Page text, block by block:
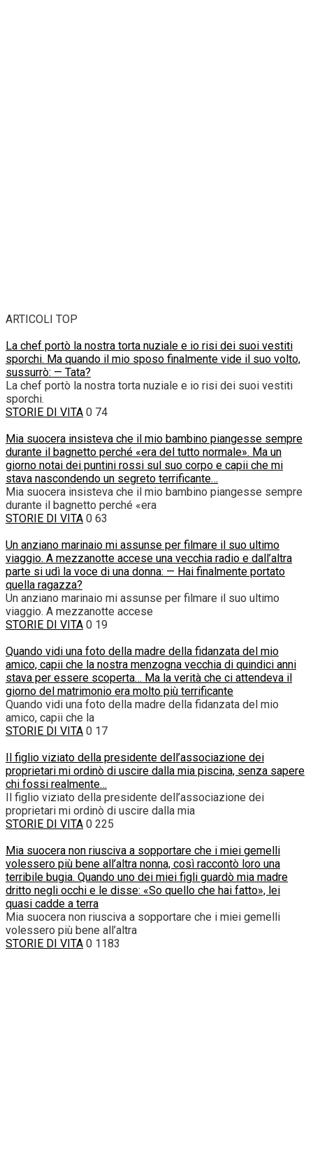
ARTICOLI TOP
La chef portò la nostra torta nuziale e io risi dei suoi vestiti
sporchi. Ma quando il mio sposo finalmente vide il suo volto,
sussurrò: — Tata?
La chef portò la nostra torta nuziale e io risi dei suoi vestiti
sporchi.
STORIE DI VITA 0 74
Mia suocera insisteva che il mio bambino piangesse sempre
durante il bagnetto perché «era del tutto normale». Ma un
giorno notai dei puntini rossi sul suo corpo e capii che mi
stava nascondendo un segreto terrificante…
Mia suocera insisteva che il mio bambino piangesse sempre
durante il bagnetto perché «era
STORIE DI VITA 0 63
Un anziano marinaio mi assunse per filmare il suo ultimo
viaggio. A mezzanotte accese una vecchia radio e dall’altra
parte si udì la voce di una donna: — Hai finalmente portato
quella ragazza?
Un anziano marinaio mi assunse per filmare il suo ultimo
viaggio. A mezzanotte accese
STORIE DI VITA 0 19
Quando vidi una foto della madre della fidanzata del mio
amico, capii che la nostra menzogna vecchia di quindici anni
stava per essere scoperta… Ma la verità che ci attendeva il
giorno del matrimonio era molto più terrificante
Quando vidi una foto della madre della fidanzata del mio
amico, capii che la
STORIE DI VITA 0 17
Il figlio viziato della presidente dell’associazione dei
proprietari mi ordinò di uscire dalla mia piscina, senza sapere
chi fossi realmente…
Il figlio viziato della presidente dell’associazione dei
proprietari mi ordinò di uscire dalla mia
STORIE DI VITA 0 225
Mia suocera non riusciva a sopportare che i miei gemelli
volessero più bene all’altra nonna, così raccontò loro una
terribile bugia. Quando uno dei miei figli guardò mia madre
dritto negli occhi e le disse: «So quello che hai fatto», lei
quasi cadde a terra
Mia suocera non riusciva a sopportare che i miei gemelli
volessero più bene all’altra
STORIE DI VITA 0 1183